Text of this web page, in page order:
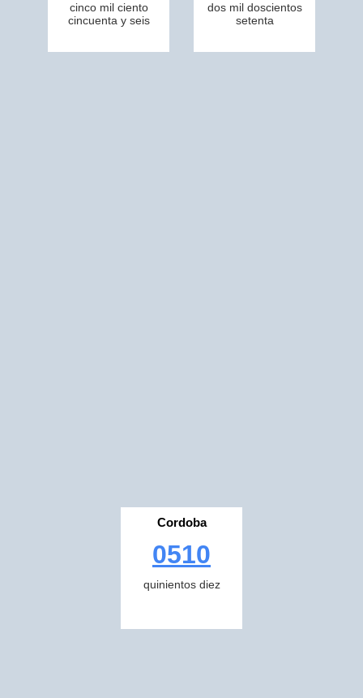
cinco mil ciento
cincuenta y seis
dos mil doscientos
setenta
Cordoba
0510
quinientos diez